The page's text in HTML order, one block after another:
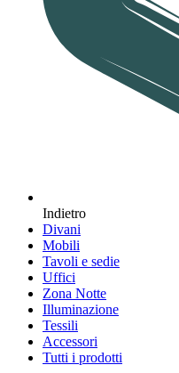
Indietro
Divani
Mobili
Tavoli e sedie
Uffici
Zona Notte
Illuminazione
Tessili
Accessori
Tutti i prodotti